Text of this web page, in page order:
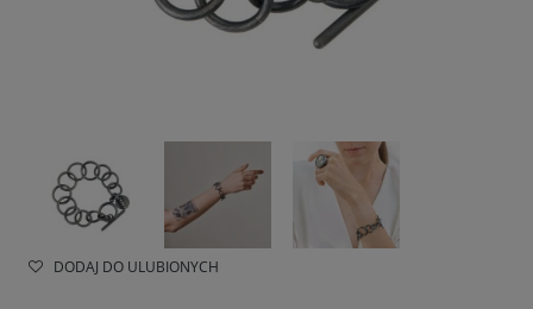
DODAJ DO ULUBIONYCH